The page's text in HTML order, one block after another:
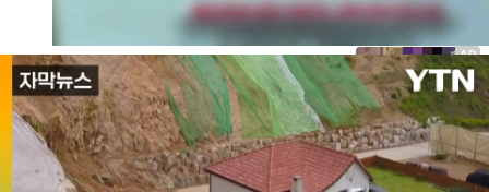
용산 어린이정원 앞 '근조 화환'…무슨 일?